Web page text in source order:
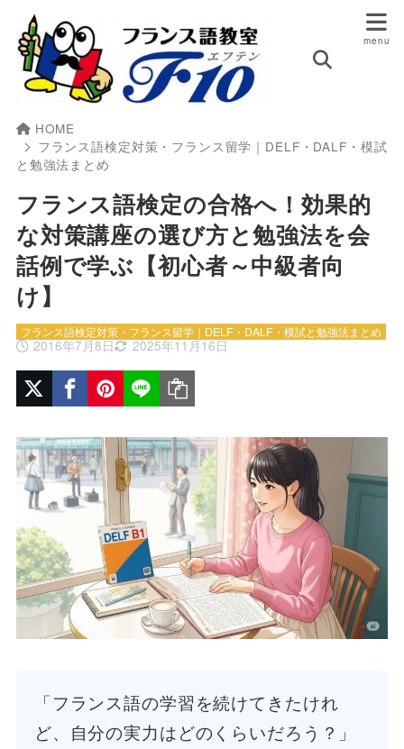
HOME
フランス語検定対策・フランス留学｜DELF・DALF・模試
と勉強法まとめ
フランス語検定の合格へ！効果的
な対策講座の選び方と勉強法を会
話例で学ぶ【初心者～中級者向
け】
2016年7月8日 2025年11月16日
フランス語検定対策・フランス留学｜DELF・DALF・模試と勉強法まとめ
「フランス語の学習を続けてきたけれ
ど、自分の実力はどのくらいだろう？」